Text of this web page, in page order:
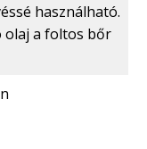
használható.
olaj a foltos bőr